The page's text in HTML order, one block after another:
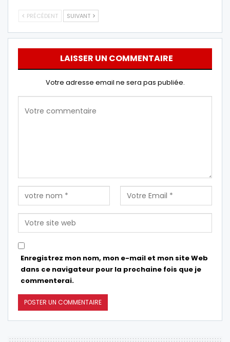
PRÉCÉDENT SUIVANT
LAISSER UN COMMENTAIRE
Votre adresse email ne sera pas publiée.
Enregistrez mon nom, mon e-mail et mon site Web
dans ce navigateur pour la prochaine fois que je
commenterai.